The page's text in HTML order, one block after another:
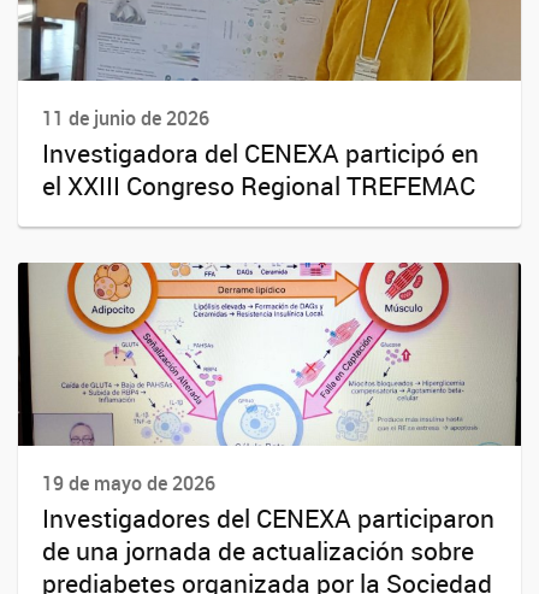
11 de junio de 2026
Investigadora del CENEXA participó en
el XXIII Congreso Regional TREFEMAC
19 de mayo de 2026
Investigadores del CENEXA participaron
de una jornada de actualización sobre
prediabetes organizada por la Sociedad